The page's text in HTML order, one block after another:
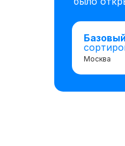
Москва